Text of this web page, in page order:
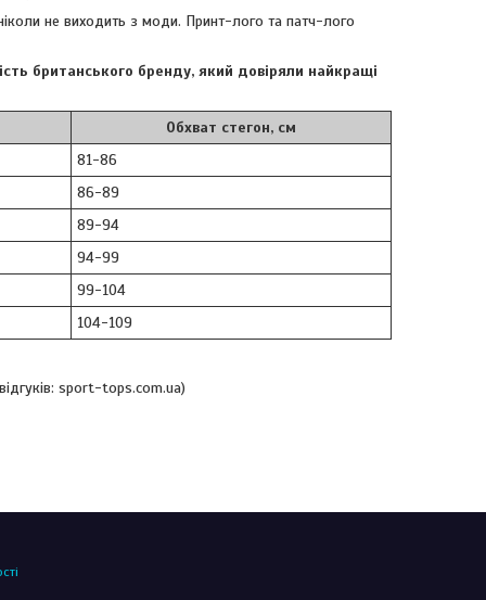
не виходить з моди. Принт-лого та патч-лого
британського бренду, який довіряли найкращі
Обхват стегон, см
81-86
86-89
89-94
94-99
99-104
104-109
sport-tops.com.ua)